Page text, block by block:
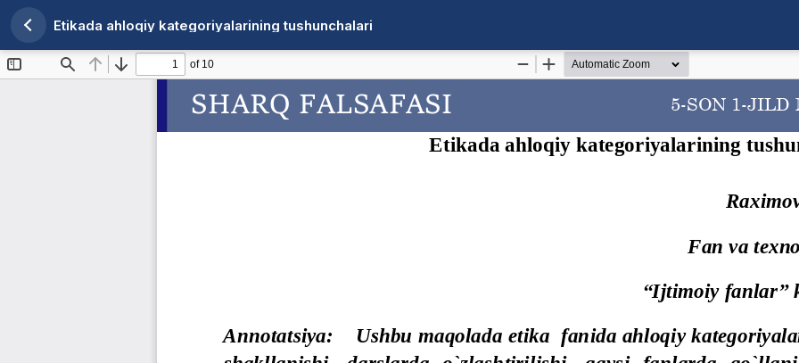
Maqola tafsilotlariga qaytish
Etikada ahloqiy kategoriyalarining tushunchalari